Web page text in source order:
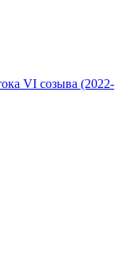
VI созыва (2022-